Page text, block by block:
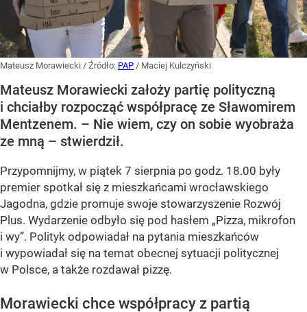
Mateusz Morawiecki / Źródło: PAP / Maciej Kulczyński
Mateusz Morawiecki założy partię polityczną
i chciałby rozpocząć współpracę ze Sławomirem
Mentzenem. – Nie wiem, czy on sobie wyobraża
ze mną – stwierdził.
Przypomnijmy, w piątek 7 sierpnia po godz. 18.00 były
premier spotkał się z mieszkańcami wrocławskiego
Jagodna, gdzie promuje swoje stowarzyszenie Rozwój
Plus. Wydarzenie odbyło się pod hasłem „Pizza, mikrofon
i wy”. Polityk odpowiadał na pytania mieszkańców
i wypowiadał się na temat obecnej sytuacji politycznej
w Polsce, a także rozdawał pizzę.
Morawiecki chce współpracy z partią